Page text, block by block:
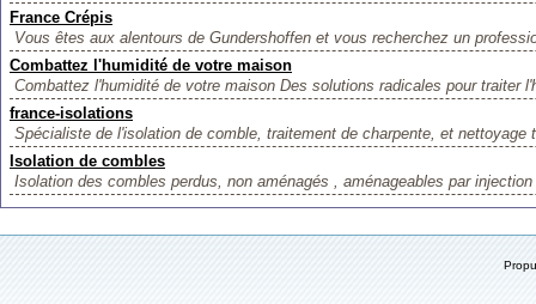
France Crépis
Vous êtes aux alentours de Gundershoffen et vous recherchez un
Combattez l'humidité de votre maison
Combattez l'humidité de votre maison Des solutions radicales pour traiter
france-isolations
Spécialiste de l'isolation de comble, traitement de charpente, et nettoyage
Isolation de combles
Isolation des combles perdus, non aménagés , aménageables par